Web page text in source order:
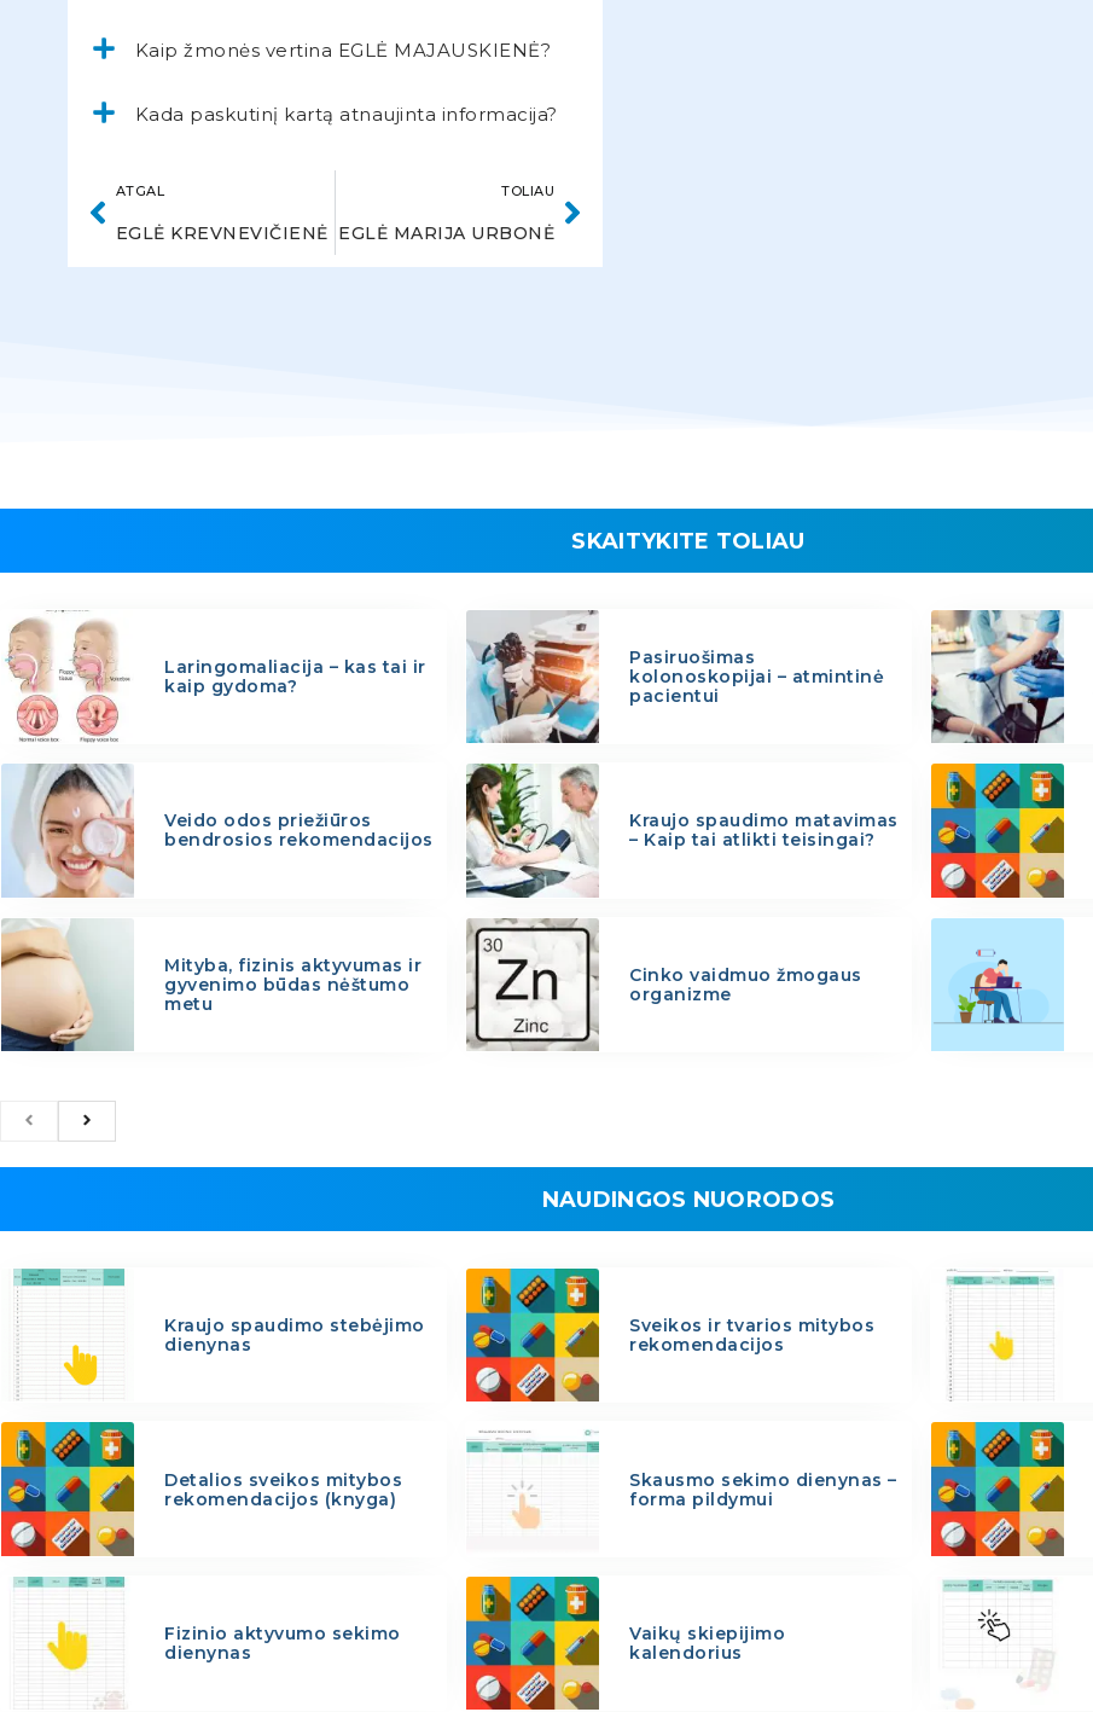
Kaip žmonės vertina EGLĖ MAJAUSKIENĖ?
Kada paskutinį kartą atnaujinta informacija?
ATGAL
EGLĖ KREVNEVIČIENĖ
TOLIAU
EGLĖ MARIJA URBONĖ
SKAITYKITE TOLIAU
Laringomaliacija – kas tai ir
kaip gydoma?
Pasiruošimas
kolonoskopijai – atmintinė
pacientui
Veido odos priežiūros
bendrosios rekomendacijos
Kraujo spaudimo matavimas
– Kaip tai atlikti teisingai?
Mityba, fizinis aktyvumas ir
gyvenimo būdas nėštumo
metu
Cinko vaidmuo žmogaus
organizme
NAUDINGOS NUORODOS
Kraujo spaudimo stebėjimo
dienynas
Sveikos ir tvarios mitybos
rekomendacijos
Detalios sveikos mitybos
rekomendacijos (knyga)
Skausmo sekimo dienynas –
forma pildymui
Fizinio aktyvumo sekimo
dienynas
Vaikų skiepijimo
kalendorius